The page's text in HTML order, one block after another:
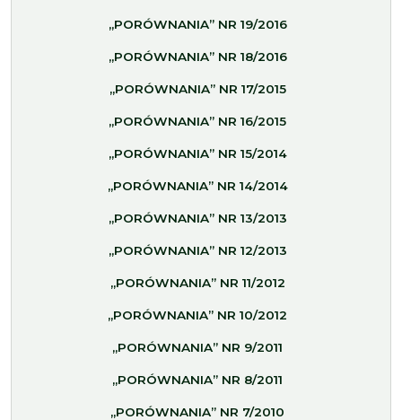
„PORÓWNANIA” NR 19/2016
„PORÓWNANIA” NR 18/2016
„PORÓWNANIA” NR 17/2015
„PORÓWNANIA” NR 16/2015
„PORÓWNANIA” NR 15/2014
„PORÓWNANIA” NR 14/2014
„PORÓWNANIA” NR 13/2013
„PORÓWNANIA” NR 12/2013
„PORÓWNANIA” NR 11/2012
„PORÓWNANIA” NR 10/2012
„PORÓWNANIA” NR 9/2011
„PORÓWNANIA” NR 8/2011
„PORÓWNANIA” NR 7/2010